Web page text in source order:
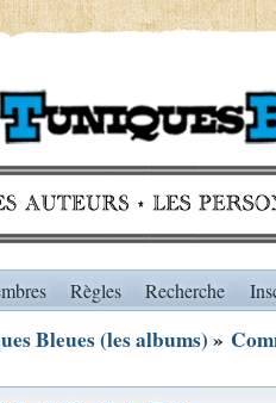
Règles Recherche
Bleues (les albums)»